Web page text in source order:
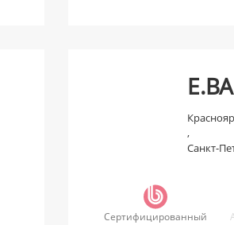
,
Санкт-
Сертифицированный